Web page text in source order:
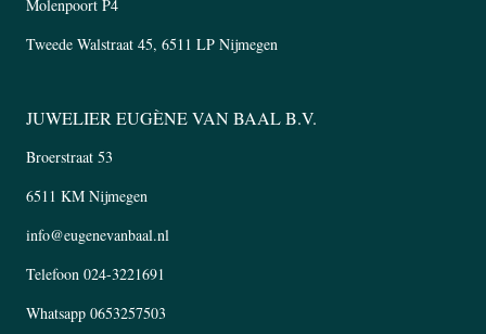
Molenpoort P4
Tweede Walstraat 45, 6511 LP Nijmegen
JUWELIER EUGÈNE VAN BAAL B.V.
Broerstraat 53
6511 KM Nijmegen
info@eugenevanbaal.nl
Telefoon 024-3221691
Whatsapp 0653257503